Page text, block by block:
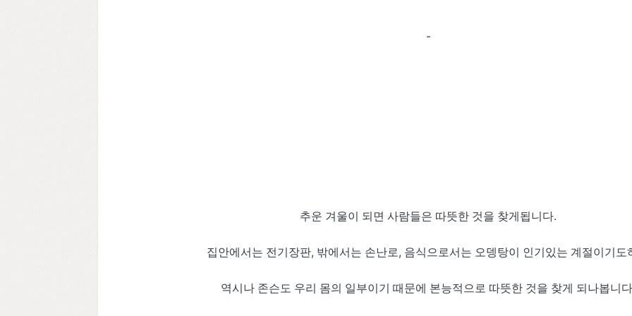
-
추운 겨울이 되면 사람들은 따뜻한 것을 찾게됩니다.
집안에서는 전기장판, 밖에서는 손난로, 음식으로서는 오뎅탕이 인기있는 계절이기도
역시나 존슨도 우리 몸의 일부이기 때문에 본능적으로 따뜻한 것을 찾게 되나봅니